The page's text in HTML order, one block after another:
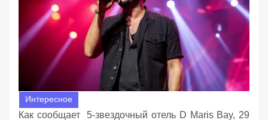
Интересное
Как сообщает 5-звездочный отель D Maris Bay, 29